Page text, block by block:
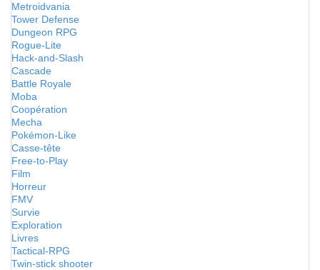
Metroidvania
Tower Defense
Dungeon RPG
Rogue-Lite
Hack-and-Slash
Cascade
Battle Royale
Moba
Coopération
Mecha
Pokémon-Like
Casse-tête
Free-to-Play
Film
Horreur
FMV
Survie
Exploration
Livres
Tactical-RPG
Twin-stick shooter